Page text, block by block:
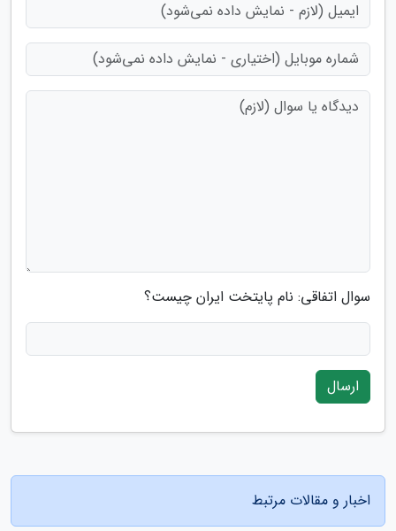
سوال اتفاقی: نام پایتخت ایران چیست؟
ارسال
اخبار و مقالات مرتبط